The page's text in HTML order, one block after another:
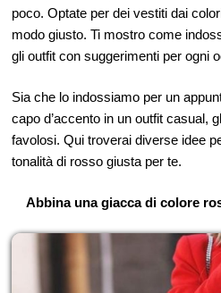
poco. Optate per dei vestiti dai
modo giusto. Ti mostro come
gli outfit con suggerimenti per ogni
Sia che lo indossiamo per un
capo d’accento in un outfit casual,
favolosi. Qui troverai diverse idee
tonalità di rosso giusta per te.
Abbina una giacca di colore